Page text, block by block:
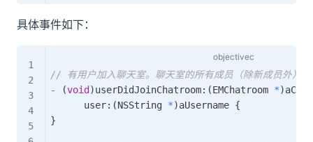
具体事件如下：
// 有用户加入聊天室。聊天室的所有成员（除新成员外）
-
(void )userDidJoinChatroom: (EMChatroom *)
      user
: (NSString *)aUsername {
}